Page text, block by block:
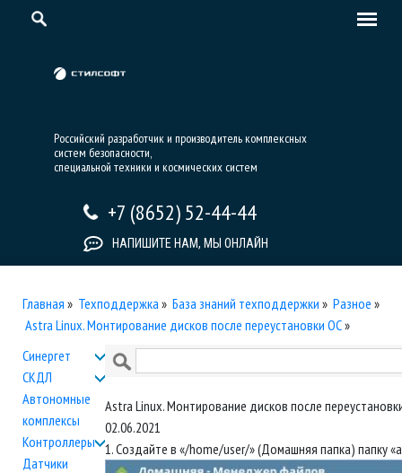
Российский разработчик и производитель комплексных
систем безопасности,
специальной техники и космических систем
+7 (8652) 52-44-44
НАПИШИТЕ НАМ, МЫ ОНЛАЙН
Главная » Техподдержка » База знаний техподдержки » Разное »
Astra Linux. Монтирование дисков после переустановки ОС»
Синергет
СКДЛ
Автономные
комплексы
Контроллеры
Датчики
Astra Linux. Монтирование дисков после
02.06.2021
1. Создайте в «/home/user/» (Домашняя папка) папку